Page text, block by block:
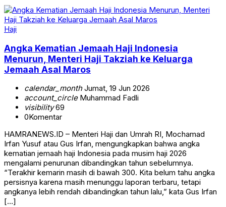
Haji
Angka Kematian Jemaah Haji Indonesia
Menurun, Menteri Haji Takziah ke Keluarga
Jemaah Asal Maros
calendar_monthJumat, 19 Jun 2026
account_circleMuhammad Fadli
visibility69
0Komentar
HAMRANEWS.ID – Menteri Haji dan Umrah RI, Mochamad
Irfan Yusuf atau Gus Irfan, mengungkapkan bahwa angka
kematian jemaah haji Indonesia pada musim haji 2026
mengalami penurunan dibandingkan tahun sebelumnya.
“Terakhir kemarin masih di bawah 300. Kita belum tahu angka
persisnya karena masih menunggu laporan terbaru, tetapi
angkanya lebih rendah dibandingkan tahun lalu,” kata Gus Irfan
[…]